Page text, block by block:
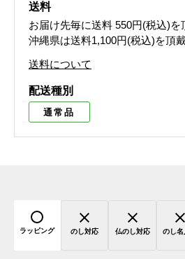
送料
お届け先毎に送料 550円(税込)を
沖縄県は送料1,100円(税込)を頂
送料について
配送種別
通常品
ラッピング のし対応 仏のし対応 のし名